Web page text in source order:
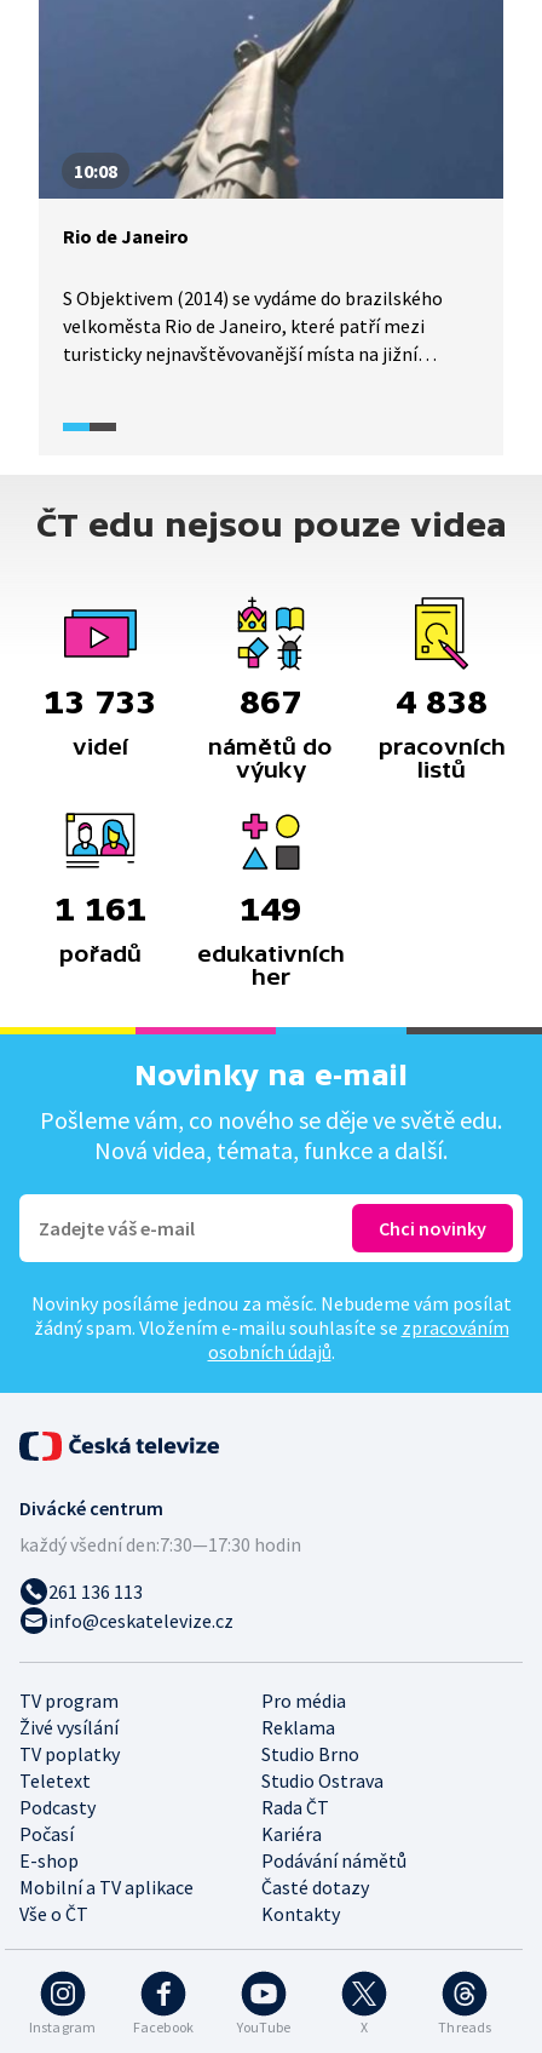
10:08
Rio de Janeiro
S Objektivem (2014) se vydáme do brazilského
velkoměsta Rio de Janeiro, které patří mezi
turisticky nejnavštěvovanější místa na jižní
chudinských čtvrtí, zde nazývaných favely.
ČT edu nejsou pouze videa
13 733
videí
867
námětů do
výuky
4 838
pracovních
listů
1 161
pořadů
149
edukativních
her
Novinky na e-mail
Pošleme vám, co nového se děje ve světě edu.
Nová videa, témata, funkce a další.
Novinky posíláme jednou za měsíc. Nebudeme vám posílat
žádný spam. Vložením e-mailu souhlasíte se zpracováním
osobních údajů.